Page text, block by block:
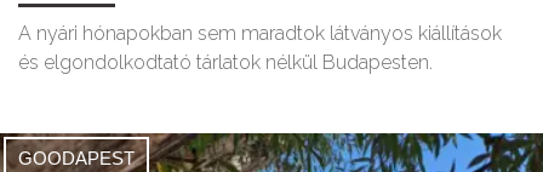
A nyári hónapokban sem maradtok látványos kiállítások
és elgondolkodtató tárlatok nélkül Budapesten.
GOODAPEST